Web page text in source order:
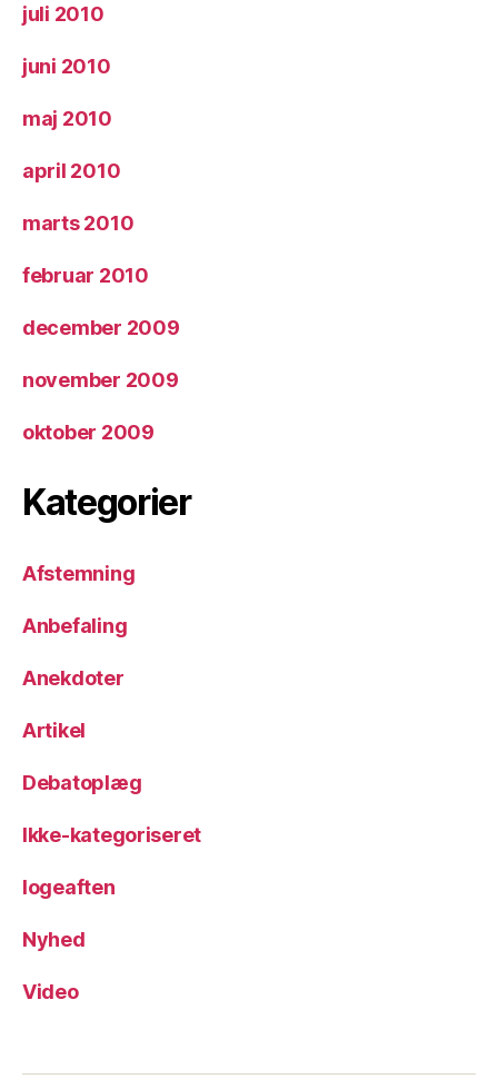
juli 2010
juni 2010
maj 2010
april 2010
marts 2010
februar 2010
december 2009
november 2009
oktober 2009
Kategorier
Afstemning
Anbefaling
Anekdoter
Artikel
Debatoplæg
Ikke-kategoriseret
logeaften
Nyhed
Video